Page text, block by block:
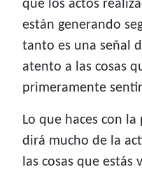
que los actos
están generando
tanto es una señal
atento a las cosas
primeramente
Lo que haces con
dirá mucho de la
las cosas que estás